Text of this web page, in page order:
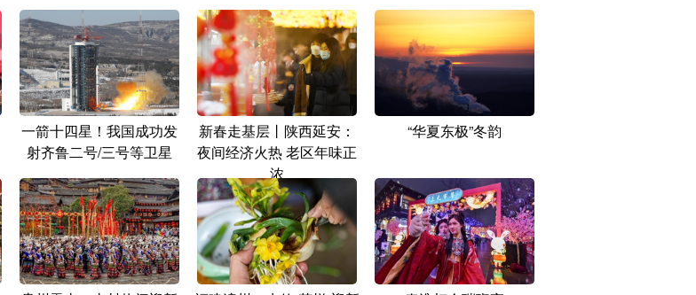
一箭十四星！我国成功发
射齐鲁二号/三号等卫星
新春走基层丨陕西延安：
夜间经济火热 老区年味正
浓
“华夏东极”冬韵